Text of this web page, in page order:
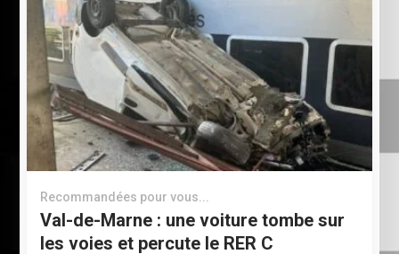
Recommandées pour vous...
Val-de-Marne : une voiture tombe sur
les voies et percute le RER C